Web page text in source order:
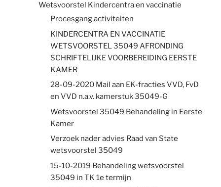
Wetsvoorstel Kindercentra en vaccinatie
Procesgang activiteiten
KINDERCENTRA EN VACCINATIE
WETSVOORSTEL 35049 AFRONDING
SCHRIFTELIJKE VOORBEREIDING EERSTE
KAMER
28-09-2020 Mail aan EK-fracties VVD, FvD
en VVD n.a.v. kamerstuk 35049-G
Wetsvoorstel 35049 Behandeling in Eerste
Kamer
Verzoek nader advies Raad van State
wetsvoorstel 35049
15-10-2019 Behandeling wetsvoorstel
35049 in TK 1e termijn